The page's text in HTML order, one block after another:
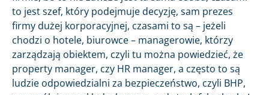
to jest szef, który podejmuje decyzję, sam prezes
firmy dużej korporacyjnej, czasami to są – jeżeli
chodzi o hotele, biurowce – managerowie, którzy
zarządzają obiektem, czyli tu można powiedzieć, że
property manager, czy HR manager, a często to są
ludzie odpowiedzialni za bezpieczeństwo, czyli BHP,